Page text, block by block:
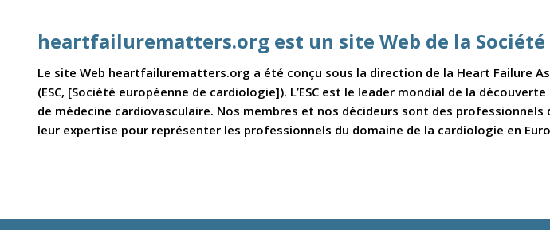
heartfailurematters.org est un site Web de la
Le site Web heartfailurematters.org a été conçu sous la direction de la Heart Failure
(ESC, [Société européenne de cardiologie]). L’ESC est le leader mondial de la
de médecine cardiovasculaire. Nos membres et nos décideurs sont des
leur expertise pour représenter les professionnels du domaine de la cardiologie en